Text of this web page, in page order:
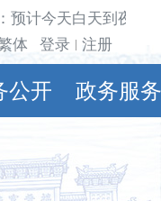
计今天白天到夜
体 登录 注册
公开 政务服务